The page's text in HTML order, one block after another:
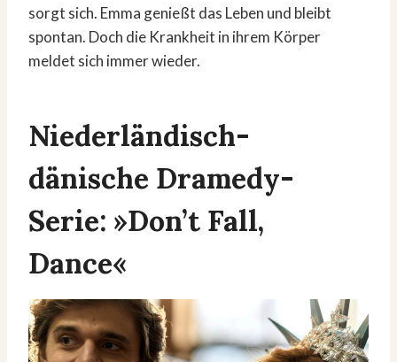
sorgt sich. Emma genießt das Leben und bleibt
spontan. Doch die Krankheit in ihrem Körper
meldet sich immer wieder.
Niederländisch-
dänische Dramedy-
Serie: »Don’t Fall,
Dance«